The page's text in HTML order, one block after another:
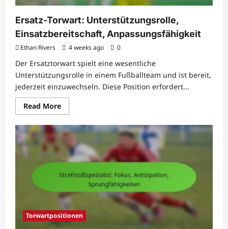
Ersatz-Torwart: Unterstützungsrolle,
Einsatzbereitschaft, Anpassungsfähigkeit
Ethan Rivers 4 weeks ago 0
Der Ersatztorwart spielt eine wesentliche
Unterstützungsrolle in einem Fußballteam und ist bereit,
jederzeit einzuwechseln. Diese Position erfordert...
Read MoreRead
more
Ersatz-
Torwart:
Unterstützungsrolle,
Einsatzbereitschaft,
Anpassungsfähigkeit
Torwartpositionen